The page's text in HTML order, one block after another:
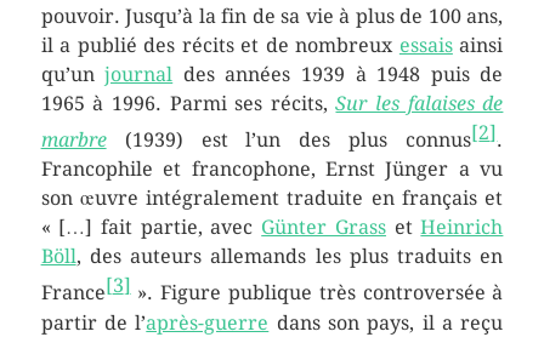
pouvoir. Jusqu’à la fin de sa vie à plus de 100 ans,
il a publié des récits et de nombreux essaisainsi
qu’unjournal des années 1939 à 1948 puis de
1965 à 1996. Parmi ses récits,Sur les falaises de
marbre(1939) est l’un des plus connus[2].
Francophile et francophone, Ernst Jünger a vu
son œuvre intégralement traduite en français et
« […] fait partie, avec Günter GrassetHeinrich
Böll, des auteurs allemands les plus traduits en
France[3]». Figure publique très controversée à
partir de l’après-guerre dans son pays, il a reçu